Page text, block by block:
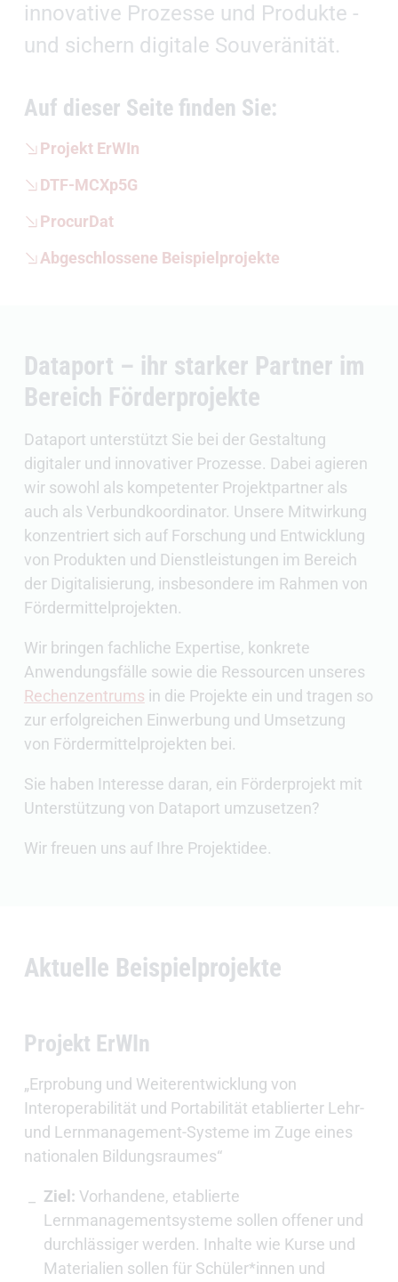
innovative Prozesse und Produkte -
und sichern digitale Souveränität.
Auf dieser Seite finden Sie:
Projekt ErWIn
DTF-MCXp5G
ProcurDat
Abgeschlossene Beispielprojekte
Dataport – ihr starker Partner im
Bereich Förderprojekte
Dataport unterstützt Sie bei der Gestaltung
digitaler und innovativer Prozesse. Dabei agieren
wir sowohl als kompetenter Projektpartner als
auch als Verbundkoordinator. Unsere Mitwirkung
konzentriert sich auf Forschung und Entwicklung
von Produkten und Dienstleistungen im Bereich
der Digitalisierung, insbesondere im Rahmen von
Fördermittelprojekten.
Wir bringen fachliche Expertise, konkrete
Anwendungsfälle sowie die Ressourcen unseres
Rechenzentrums in die Projekte ein und tragen so
zur erfolgreichen Einwerbung und Umsetzung
von Fördermittelprojekten bei.
Sie haben Interesse daran, ein Förderprojekt mit
Unterstützung von Dataport umzusetzen?
Wir freuen uns auf Ihre Projektidee.
Aktuelle Beispielprojekte
Projekt ErWIn
„Erprobung und Weiterentwicklung von
Interoperabilität und Portabilität etablierter Lehr-
und Lernmanagement-Systeme im Zuge eines
nationalen Bildungsraumes“
Ziel: Vorhandene, etablierte
Lernmanagementsysteme sollen offener und
durchlässiger werden. Inhalte wie Kurse und
Materialien sollen für Schüler*innen und